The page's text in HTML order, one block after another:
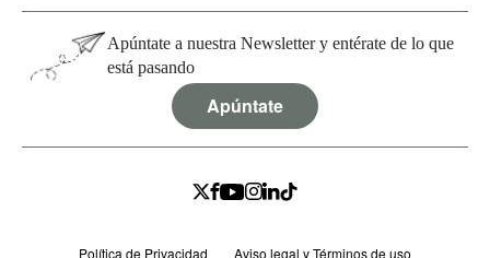
Apúntate a nuestra Newsletter y entérate de lo que
está pasando
Apúntate
Política de Privacidad Aviso legal y Términos de uso